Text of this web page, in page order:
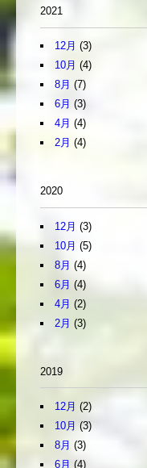
2021
12月 (3)
10月 (4)
8月 (7)
6月 (3)
4月 (4)
2月 (4)
2020
12月 (3)
10月 (5)
8月 (4)
6月 (4)
4月 (2)
2月 (3)
2019
12月 (2)
10月 (3)
8月 (3)
6月 (4)